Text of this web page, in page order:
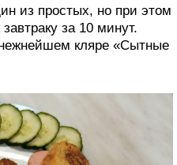
из простых, но при этом
за 10 минут.
кляре «Сытные